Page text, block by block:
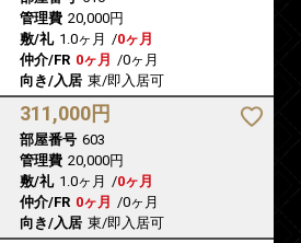
管理費 20,000円
敷/礼 1.0ヶ月 /0ヶ月
仲介/FR 0ヶ月 /0ヶ月
向き/入居 東/即入居可
311,000円
部屋番号 603
管理費 20,000円
敷/礼 1.0ヶ月 /0ヶ月
仲介/FR 0ヶ月 /0ヶ月
向き/入居 東/即入居可